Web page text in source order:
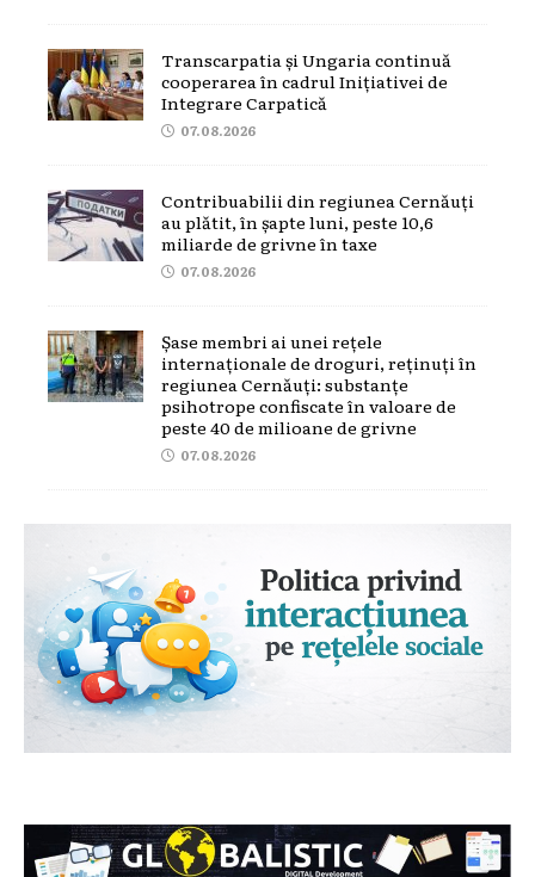
Transcarpatia și Ungaria continuă
cooperarea în cadrul Inițiativei de
Integrare Carpatică
07.08.2026
Contribuabilii din regiunea Cernăuți
au plătit, în șapte luni, peste 10,6
miliarde de grivne în taxe
07.08.2026
Șase membri ai unei rețele
internaționale de droguri, reținuți în
regiunea Cernăuți: substanțe
psihotrope confiscate în valoare de
peste 40 de milioane de grivne
07.08.2026